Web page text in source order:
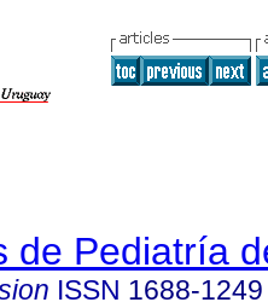
de Pediatría
ISSN 1688-1249